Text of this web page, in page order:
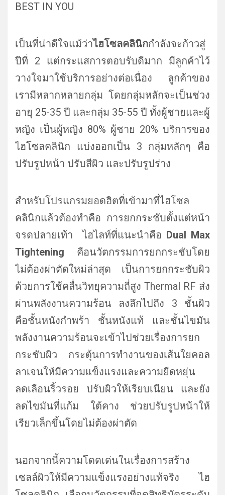
BEST IN YOU
เป็นที่น่าดีใจแม้ว่าไฮโซลคลินิกกำลังจะก้าวสู่
ปีที่ 2 แต่กระแสการตอบรับดีมาก มีลูกค้าไว้
วางใจมาใช้บริการอย่างต่อเนื่อง ลูกค้าของ
เรามีหลากหลายกลุ่ม โดยกลุ่มหลักจะเป็นช่วง
อายุ 25-35 ปี และกลุ่ม 35-55 ปี ทั้งผู้ชายและผู้
หญิง เป็นผู้หญิง 80% ผู้ชาย 20% บริการของ
ไฮโซลคลินิก แบ่งออกเป็น 3 กลุ่มหลักๆ คือ
ปรับรูปหน้า ปรับสีผิว และปรับรูปร่าง
สำหรับโปรแกรมยอดฮิตที่เข้ามาที่ไฮโซล
คลินิกแล้วต้องทำคือ การยกกระชับตั้งแต่หน้า
จรดปลายเท้า ไฮไลท์ที่แนะนำคือ Dual Max
Tightening คือนวัตกรรมการยกกระชับโดย
ไม่ต้องผ่าตัดใหม่ล่าสุด เป็นการยกกระชับผิว
ด้วยการใช้คลื่นวิทยุความถี่สูง Thermal RF ส่ง
ผ่านพลังงานความร้อน ลงลึกไปถึง 3 ชั้นผิว
คือชั้นหนังกำพร้า ชั้นหนังแท้ และชั้นไขมัน
พลังงานความร้อนจะเข้าไปช่วยเรื่องการยก
กระชับผิว กระตุ้นการทำงานของเส้นใยคอล
ลาเจนให้มีความแข็งแรงและความยืดหยุ่น
ลดเลือนริ้วรอย ปรับผิวให้เรียบเนียน และยัง
ลดไขมันที่แก้ม ใต้คาง ช่วยปรับรูปหน้าให้
เรียวเล็กขึ้นโดยไม่ต้องผ่าตัด
นอกจากนี้ความโดดเด่นในเรื่องการสร้าง
เซลล์ผิวให้มีความแข็งแรงอย่างแท้จริง ไฮ